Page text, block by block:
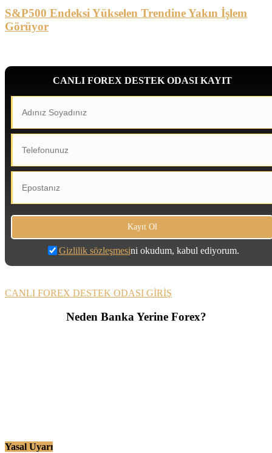
S&P500 Endeksi Yükselen Trendine Yakın İşlem
Görüyor
CANLI FOREX DESTEK ODASI KAYIT
Gizlilik sözleşmesini okudum, kabul ediyorum.
CANLI FOREX DESTEK ODASI GİRİŞ
Neden Banka Yerine Forex?
Yasal Uyarı